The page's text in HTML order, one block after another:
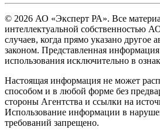
© 2026 АО «Эксперт РА». Все
интеллектуальной собственностью
случаев, когда прямо указано другое
законом. Представленная
использования исключительно в
Настоящая информация не может
способом и в любой форме без
стороны Агентства и ссылки на
Использование информации в
требований запрещено.